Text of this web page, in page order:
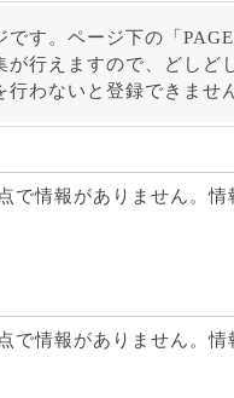
です。ページ下の「
が行えますので、どしど
行わないと登録できませ
で情報がありません。
で情報がありません。